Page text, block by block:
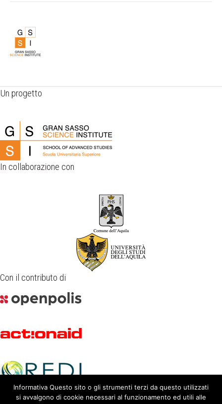
Un progetto
In collaborazione con
Con il contributo di
Gran Sasso Science Institute|privacy policy
Informativa Questo sito o gli strumenti terzi da questo utilizzati
si avvalgono di cookie necessari al funzionamento ed utili alle